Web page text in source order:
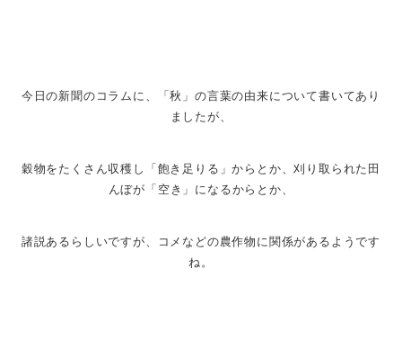
今日の新聞のコラムに、「秋」の言葉の由来について書いてあり
ましたが、
穀物をたくさん収穫し「飽き足りる」からとか、刈り取られた田
んぼが「空き」になるからとか、
諸説あるらしいですが、コメなどの農作物に関係があるようです
ね。